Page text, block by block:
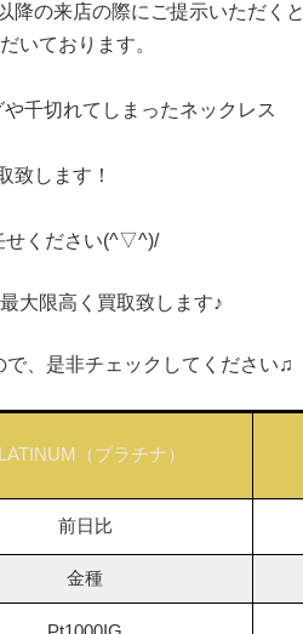
降の来店の際にご提示いただくと
いております。
千切れてしまったネックレス
致します！
せください(^▽^)/
大限高く買取致します♪
、是非チェックしてください♫
（プラチナ）
前日比
金種